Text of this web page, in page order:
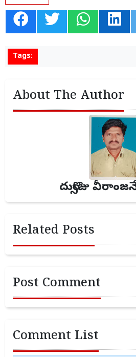
Tags:
About The Author
దుర్సొజు
Related Posts
Post Comment
Comment List